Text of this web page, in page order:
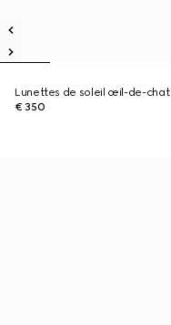
Lunettes de soleil œil-de-chat
€ 350